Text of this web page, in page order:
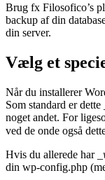
Brug fx Filosofico’s
backup af din
din server.
Vælg et
Når du installerer
Som standard er dette
noget andet. For
ved de onde også
Hvis du allerede har
din wp-config.php